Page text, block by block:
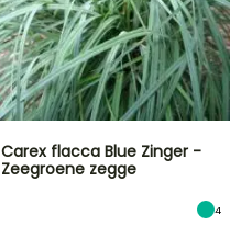
Carex flacca Blue Zinger -
Zeegroene zegge
4